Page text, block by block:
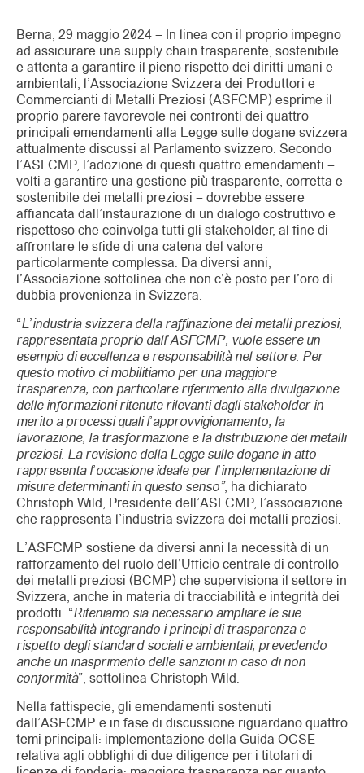
Berna, 29 maggio 2024 – In linea con il proprio impegno
ad assicurare una supply chain trasparente, sostenibile
e attenta a garantire il pieno rispetto dei diritti umani e
ambientali, l’Associazione Svizzera dei Produttori e
Commercianti di Metalli Preziosi (ASFCMP) esprime il
proprio parere favorevole nei confronti dei quattro
principali emendamenti alla Legge sulle dogane svizzera
attualmente discussi al Parlamento svizzero. Secondo
l’ASFCMP, l’adozione di questi quattro emendamenti –
volti a garantire una gestione più trasparente, corretta e
sostenibile dei metalli preziosi – dovrebbe essere
affiancata dall’instaurazione di un dialogo costruttivo e
rispettoso che coinvolga tutti gli stakeholder, al fine di
affrontare le sfide di una catena del valore
particolarmente complessa. Da diversi anni,
l’Associazione sottolinea che non c’è posto per l’oro di
dubbia provenienza in Svizzera.
“L’industria svizzera della raffinazione dei metalli preziosi,
rappresentata proprio dall’ASFCMP, vuole essere un
esempio di eccellenza e responsabilità nel settore. Per
questo motivo ci mobilitiamo per una maggiore
trasparenza, con particolare riferimento alla divulgazione
delle informazioni ritenute rilevanti dagli stakeholder in
merito a processi quali l’approvvigionamento, la
lavorazione, la trasformazione e la distribuzione dei metalli
preziosi. La revisione della Legge sulle dogane in atto
rappresenta l’occasione ideale per l’implementazione di
misure determinanti in questo senso”, ha dichiarato
Christoph Wild, Presidente dell’ASFCMP, l’associazione
che rappresenta l’industria svizzera dei metalli preziosi.
L’ASFCMP sostiene da diversi anni la necessità di un
rafforzamento del ruolo dell’Ufficio centrale di controllo
dei metalli preziosi (BCMP) che supervisiona il settore in
Svizzera, anche in materia di tracciabilità e integrità dei
prodotti. “Riteniamo sia necessario ampliare le sue
responsabilità integrando i principi di trasparenza e
rispetto degli standard sociali e ambientali, prevedendo
anche un inasprimento delle sanzioni in caso di non
conformità”, sottolinea Christoph Wild.
Nella fattispecie, gli emendamenti sostenuti
dall’ASFCMP e in fase di discussione riguardano quattro
temi principali: implementazione della Guida OCSE
relativa agli obblighi di due diligence per i titolari di